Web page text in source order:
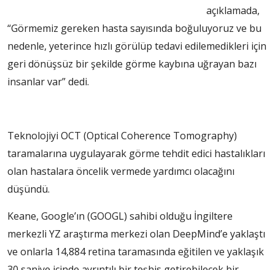
açıklamada,
“Görmemiz gereken hasta sayısında boğuluyoruz ve bu
nedenle, yeterince hızlı görülüp tedavi edilemedikleri için
geri dönüşsüz bir şekilde görme kaybına uğrayan bazı
insanlar var” dedi.
Teknolojiyi OCT (Optical Coherence Tomography)
taramalarına uygulayarak görme tehdit edici hastalıkları
olan hastalara öncelik vermede yardımcı olacağını
düşündü.
Keane, Google’ın (GOOGL) sahibi olduğu İngiltere
merkezli YZ araştırma merkezi olan DeepMind’e yaklaştı
ve onlarla 14,884 retina taramasında eğitilen ve yaklaşık